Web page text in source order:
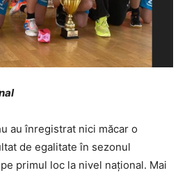
au înregistrat nici măcar o
de egalitate în sezonul
primul loc la nivel naţional. Mai